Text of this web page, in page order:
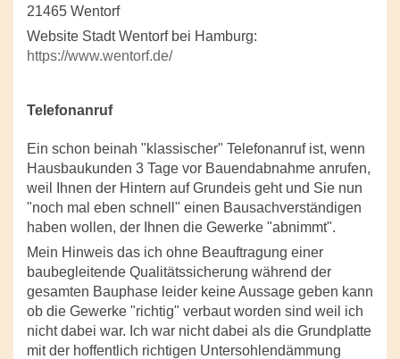
21465 Wentorf
Website Stadt Wentorf bei Hamburg:
https://www.wentorf.de/
Telefonanruf
Ein schon beinah "klassischer" Telefonanruf ist, wenn
Hausbaukunden 3 Tage vor Bauendabnahme anrufen,
weil Ihnen der Hintern auf Grundeis geht und Sie nun
"noch mal eben schnell" einen Bausachverständigen
haben wollen, der Ihnen die Gewerke "abnimmt".
Mein Hinweis das ich ohne Beauftragung einer
baubegleitende Qualitätssicherung während der
gesamten Bauphase leider keine Aussage geben kann
ob die Gewerke "richtig" verbaut worden sind weil ich
nicht dabei war. Ich war nicht dabei als die Grundplatte
mit der hoffentlich richtigen Untersohlendämmung